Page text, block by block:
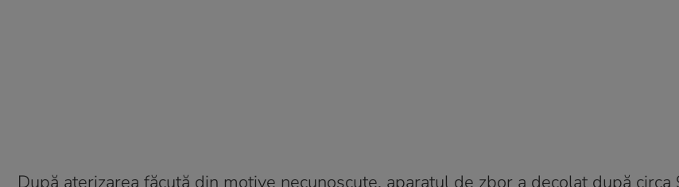
După aterizarea făcută din motive necunoscute, aparatul de zbor a decolat după